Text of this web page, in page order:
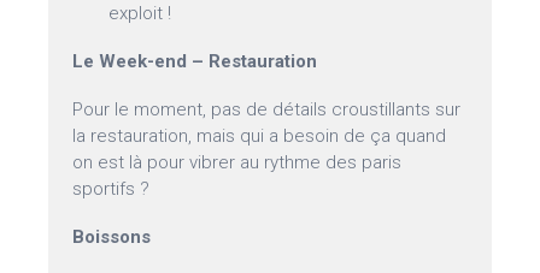
exploit !
Le Week-end – Restauration
Pour le moment, pas de détails croustillants sur
la restauration, mais qui a besoin de ça quand
on est là pour vibrer au rythme des paris
sportifs ?
Boissons